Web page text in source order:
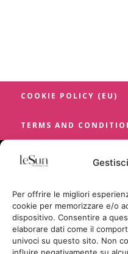
Per offrire le migliori
cookie per memorizzare e/o
dispositivo. Consentire a
elaborare dati come il
univoci su questo sito. Non
COOKIE POLICY (EU)
TERMS AND